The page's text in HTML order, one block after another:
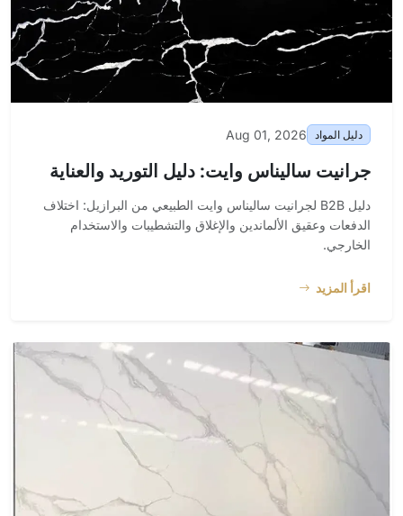
دليل المواد Aug 01, 2026
جرانيت ساليناس وايت: دليل التوريد والعناية
دليل B2B لجرانيت ساليناس وايت الطبيعي من البرازيل: اختلاف
الدفعات وعقيق الألماندين والإغلاق والتشطيبات والاستخدام
الخارجي.
اقرأ المزيد